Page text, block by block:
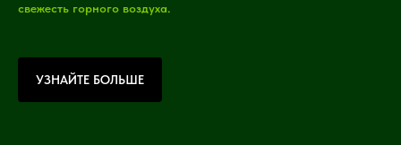
свежесть горного воздуха.
УЗНАЙТЕ БОЛЬШЕ